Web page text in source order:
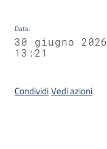
Data:
30 giugno 2026
13:21
CondividiVedi azioni